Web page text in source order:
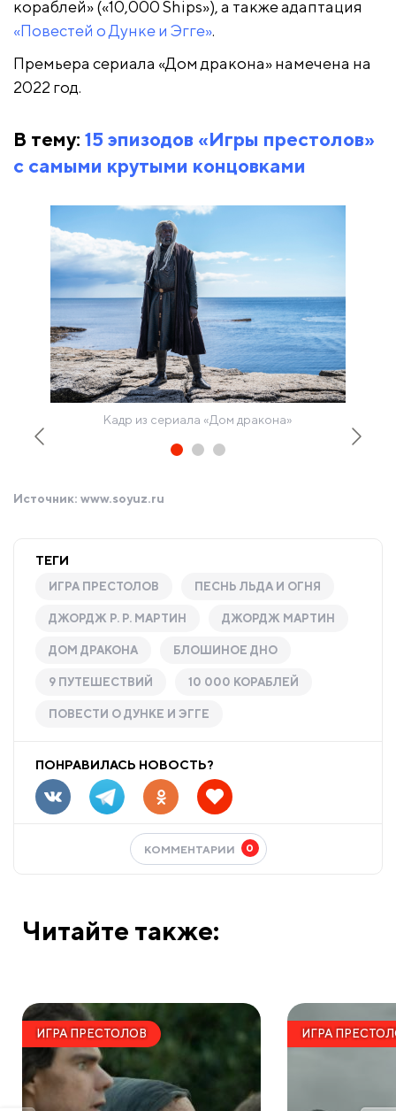
кораблей» («10,000 Ships»), а также адаптация
«Повестей о Дунке и Эгге».
Премьера сериала «Дом дракона» намечена на
2022 год.
В тему: 15 эпизодов «Игры престолов»
с самыми крутыми концовками
Кадр из сериала «Дом дракона»
Источник: www.soyuz.ru
ТЕГИ
ИГРА ПРЕСТОЛОВ ПЕСНЬ ЛЬДА И ОГНЯ
ДЖОРДЖ Р. Р. МАРТИН ДЖОРДЖ МАРТИН
ДОМ ДРАКОНА БЛОШИНОЕ ДНО
9 ПУТЕШЕСТВИЙ 10 000 КОРАБЛЕЙ
ПОВЕСТИ О ДУНКЕ И ЭГГЕ
ПОНРАВИЛАСЬ НОВОСТЬ?
КОММЕНТАРИИ 0
Читайте также:
ИГРА ПРЕСТОЛОВ ИГРА